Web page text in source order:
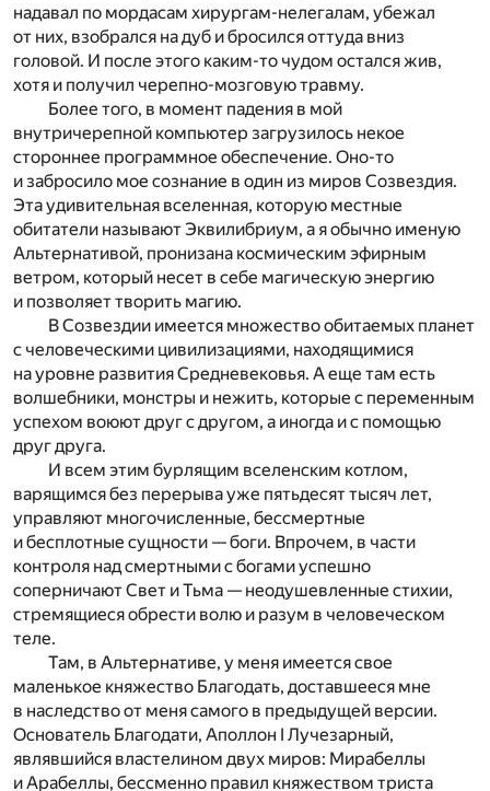
надавал по мордасам хирургам-нелегалам, убежал
от них, взобрался на дуб и бросился оттуда вниз
головой. И после этого каким-то чудом остался жив,
хотя и получил черепно-мозговую травму.
Более того, в момент падения в мой
внутричерепной компьютер загрузилось некое
стороннее программное обеспечение. Оно-то
и забросило мое сознание в один из миров Созвездия.
Эта удивительная вселенная, которую местные
обитатели называют Эквилибриум, а я обычно именую
Альтернативой, пронизана космическим эфирным
ветром, который несет в себе магическую энергию
и позволяет творить магию.
В Созвездии имеется множество обитаемых планет
с человеческими цивилизациями, находящимися
на уровне развития Средневековья. А еще там есть
волшебники, монстры и нежить, которые с переменным
успехом воюют друг с другом, а иногда и с помощью
друг друга.
И всем этим бурлящим вселенским котлом,
варящимся без перерыва уже пятьдесят тысяч лет,
управляют многочисленные, бессмертные
и бесплотные сущности — боги. Впрочем, в части
контроля над смертными с богами успешно
соперничают Свет и Тьма — неодушевленные стихии,
стремящиеся обрести волю и разум в человеческом
теле.
Там, в Альтернативе, у меня имеется свое
маленькое княжество Благодать, доставшееся мне
в наследство от меня самого в предыдущей версии.
Основатель Благодати, Аполлон I Лучезарный,
являвшийся властелином двух миров: Мирабеллы
и Арабеллы, бессменно правил княжеством триста